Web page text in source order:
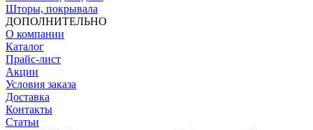
Шторы, покрывала
ДОПОЛНИТЕЛЬНО
О компании
Каталог
Прайс-лист
Акции
Условия заказа
Доставка
Контакты
Статьи